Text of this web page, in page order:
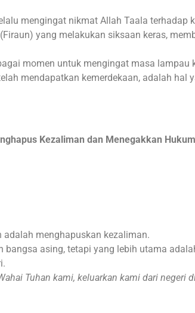
mengingat nikmat Allah Taala terhadap
yang melakukan siksaan keras,
momen untuk mengingat masa lampau
mendapatkan kemerdekaan, adalah hal
Kezaliman dan Menegakkan Hukum
menghapuskan kezaliman.
bangsa asing, tetapi yang lebih utama
Tuhan kami, keluarkan kami dari negeri